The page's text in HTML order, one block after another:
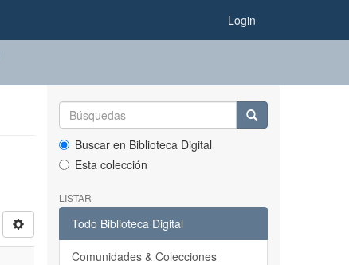
Login
Buscar en Biblioteca Digital
Esta colección
LISTAR
Todo Biblioteca Digital
Comunidades & Colecciones